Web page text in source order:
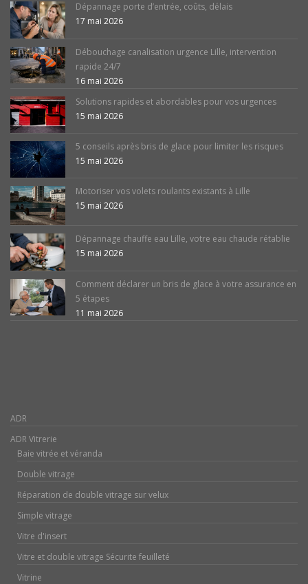
Dépannage porte d’entrée, coûts, délais
17 mai 2026
Débouchage canalisation urgence Lille, intervention
rapide 24/7
16 mai 2026
Solutions rapides et abordables pour vos urgences
15 mai 2026
5 conseils après bris de glace pour limiter les risques
15 mai 2026
Motoriser vos volets roulants existants à Lille
15 mai 2026
Dépannage chauffe eau Lille, votre eau chaude rétablie
15 mai 2026
Comment déclarer un bris de glace à votre assurance en
5 étapes
11 mai 2026
ADR
ADR Vitrerie
Baie vitrée et véranda
Double vitrage
Réparation de double vitrage sur velux
Simple vitrage
Vitre d'insert
Vitre et double vitrage Sécurite feuilleté
Vitrine